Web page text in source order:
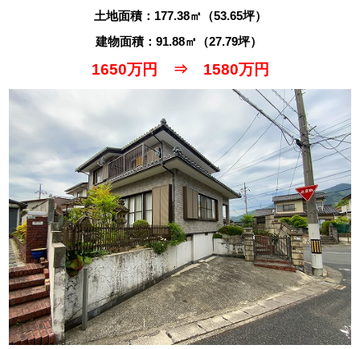
土地面積：177.38㎡（53.65坪）
建物面積：91.88㎡（27.79坪）
1650万円 ⇒ 1580万円